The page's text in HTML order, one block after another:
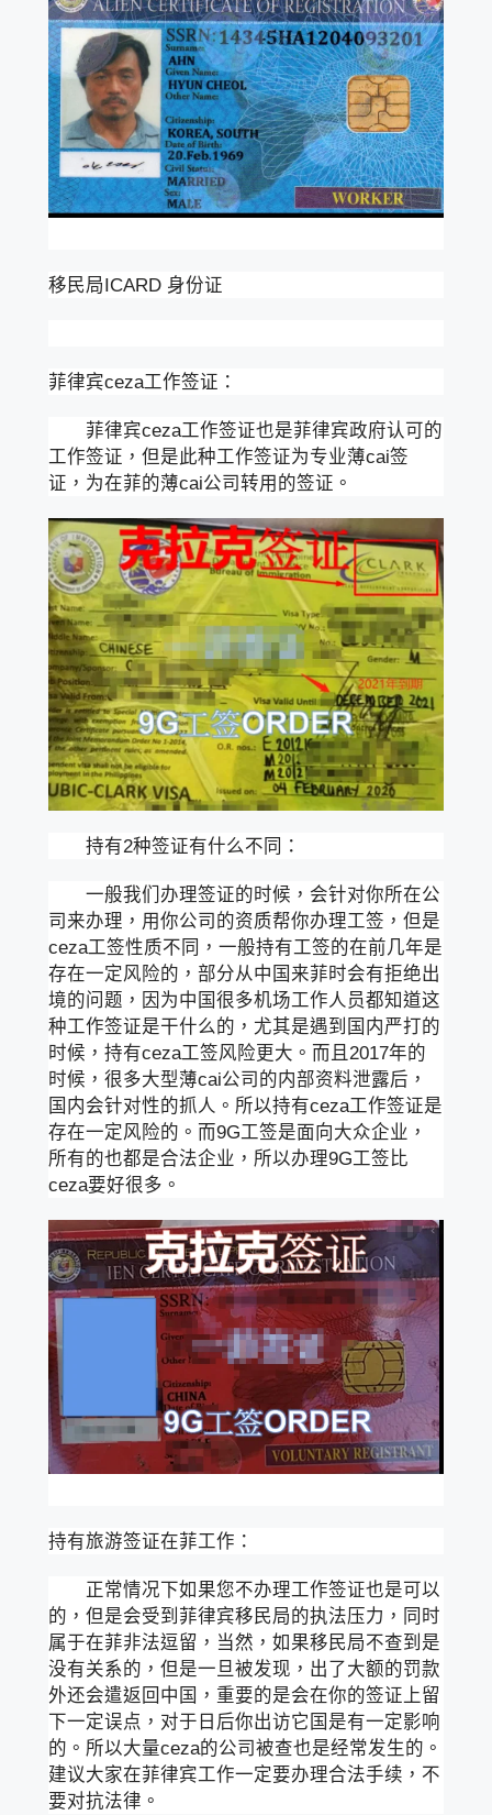
移民局ICARD 身份证
菲律宾ceza工作签证：
菲律宾ceza工作签证也是菲律宾政府认可的
工作签证，但是此种工作签证为专业薄cai签
证，为在菲的薄cai公司转用的签证。
持有2种签证有什么不同：
一般我们办理签证的时候，会针对你所在公
司来办理，用你公司的资质帮你办理工签，但是
ceza工签性质不同，一般持有工签的在前几年是
存在一定风险的，部分从中国来菲时会有拒绝出
境的问题，因为中国很多机场工作人员都知道这
种工作签证是干什么的，尤其是遇到国内严打的
时候，持有ceza工签风险更大。而且2017年的
时候，很多大型薄cai公司的内部资料泄露后，
国内会针对性的抓人。所以持有ceza工作签证是
存在一定风险的。而9G工签是面向大众企业，
所有的也都是合法企业，所以办理9G工签比
ceza要好很多。
持有旅游签证在菲工作：
正常情况下如果您不办理工作签证也是可以
的，但是会受到菲律宾移民局的执法压力，同时
属于在菲非法逗留，当然，如果移民局不查到是
没有关系的，但是一旦被发现，出了大额的罚款
外还会遣返回中国，重要的是会在你的签证上留
下一定误点，对于日后你出访它国是有一定影响
的。所以大量ceza的公司被查也是经常发生的。
建议大家在菲律宾工作一定要办理合法手续，不
要对抗法律。